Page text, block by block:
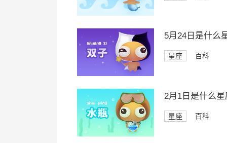
5月24日是什么
星座 百科
2月1日是什么星
星座 百科